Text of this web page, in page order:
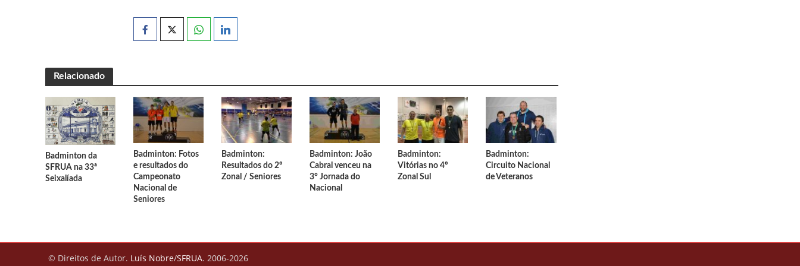
🥋 Aula Especial – Dia da Mãe 💙
Assembleia Geral aprovou por unanimidade o Relatório e Contas de 2025
Inês Reis conquista Bronze por equipas no Europeu de Ginástica de Trampolins
Relacionado
Badminton da
SFRUA na 33ª
Seixalíada
Badminton: Fotos
e resultados do
Campeonato
Nacional de
Seniores
Badminton:
Resultados do 2º
Zonal / Seniores
Badminton: João
Cabral venceu na
3° Jornada do
Nacional
Badminton:
Vitórias no 4º
Zonal Sul
Badminton:
Circuito Nacional
de Veteranos
© Direitos de Autor. Luís Nobre/SFRUA. 2006-2026